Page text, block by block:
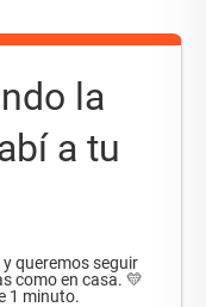
la
a tu
queremos seguir
como en casa. 💛
1 minuto.